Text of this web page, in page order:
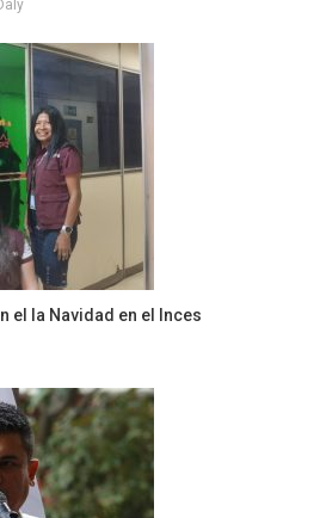
el la Navidad en el Inces